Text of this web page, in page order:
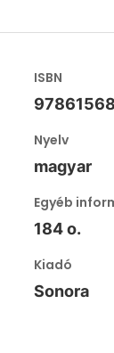
ISBN
Nyelv
magyar
Egyéb
184 o.
Kiadó
Sonora